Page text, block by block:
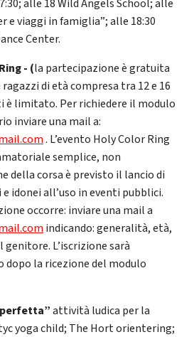
alle 18 Wild Angels School; alle
e viaggi in famiglia”; alle 18:30
Center.
- (la partecipazione è gratuita
di età compresa tra 12 e 16
è limitato. Per richiedere il modulo
inviare una mail a:
. L’evento Holy Color Ring
semplice, non
della corsa è previsto il lancio di
idonei all’uso in eventi pubblici.
occorre: inviare una mail a
indicando: generalità, età,
L’iscrizione sarà
dopo la ricezione del modulo
perfetta”attività ludica per la
yoga child; The Hort orientering;